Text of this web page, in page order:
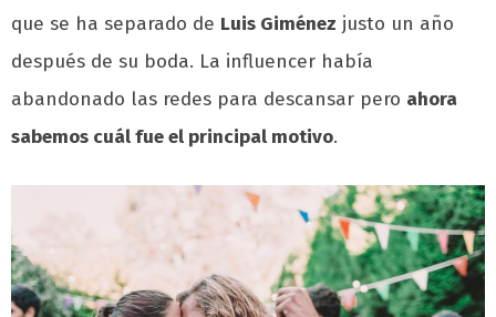
que se ha separado de Luis Giménez justo un año
después de su boda. La influencer había
abandonado las redes para descansar pero ahora
sabemos cuál fue el principal motivo.